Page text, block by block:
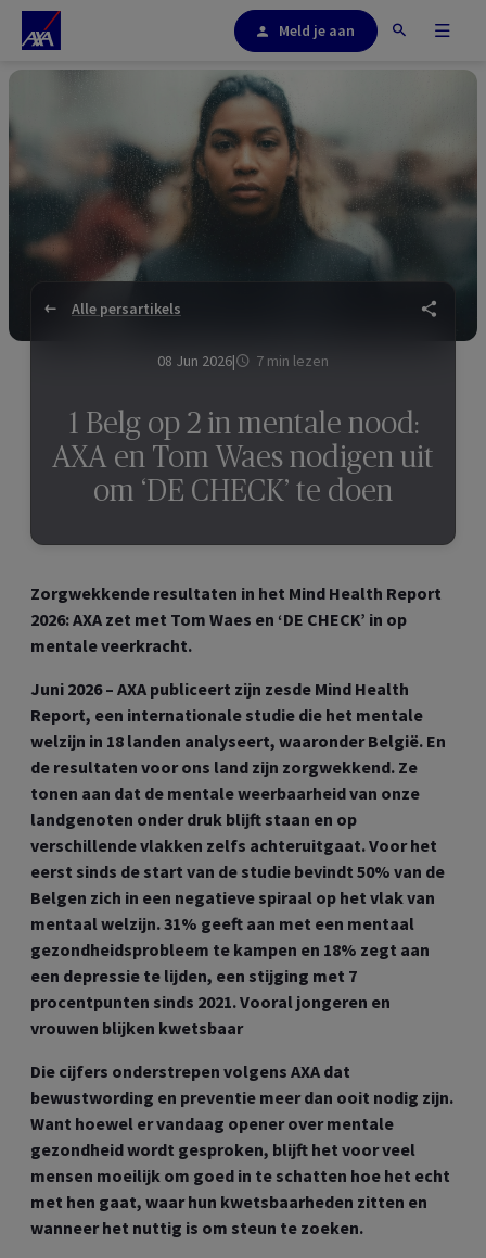
Meld je aan
Alle persartikels
08 Jun 2026| 7 min lezen
1 Belg op 2 in mentale nood:
AXA en Tom Waes nodigen uit
om ‘DE CHECK’ te doen
Zorgwekkende resultaten in het Mind Health Report
2026: AXA zet met Tom Waes en ‘DE CHECK’ in op
mentale veerkracht.
Juni 2026 – AXA publiceert zijn zesde Mind Health
Report, een internationale studie die het mentale
welzijn in 18 landen analyseert, waaronder België. En
de resultaten voor ons land zijn zorgwekkend. Ze
tonen aan dat de mentale weerbaarheid van onze
landgenoten onder druk blijft staan en op
verschillende vlakken zelfs achteruitgaat. Voor het
eerst sinds de start van de studie bevindt 50% van de
Belgen zich in een negatieve spiraal op het vlak van
mentaal welzijn. 31% geeft aan met een mentaal
gezondheidsprobleem te kampen en 18% zegt aan
een depressie te lijden, een stijging met 7
procentpunten sinds 2021. Vooral jongeren en
vrouwen blijken kwetsbaar
Die cijfers onderstrepen volgens AXA dat
bewustwording en preventie meer dan ooit nodig zijn.
Want hoewel er vandaag opener over mentale
gezondheid wordt gesproken, blijft het voor veel
mensen moeilijk om goed in te schatten hoe het echt
met hen gaat, waar hun kwetsbaarheden zitten en
wanneer het nuttig is om steun te zoeken.